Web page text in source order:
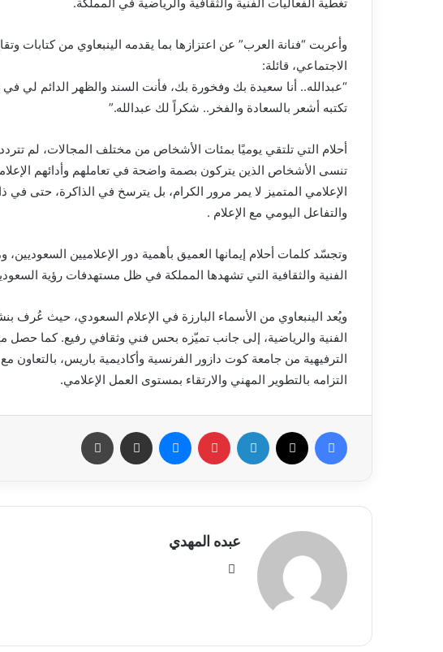
وأعربت “فنانة العرب” عن اعتزازها بما يقدمه الينبعاوي من كتابات
الاجتماعي، قائلة:
“عبدالله.. أنا سعيدة بك وفخورة بك، فأنت السند والظهر الدائم لي
تكتبه أشعر بالسعادة والفخر.. شكراً لك عبدالله.”
أحلام التي تلتقي يوميًا بمئات الأشخاص من مختلف المجالات، لم
تنسى الأشخاص الذين يتركون بصمة واضحة في تعاملهم وأدائهم
الإعلامي المتميز لا يمر مرور الكرام، بل يترسخ في الذاكرة، حتى
والتفاعل اليومي مع الإعلام .
وتجسّد كلمات أحلام إيمانها العميق بأهمية دور الإعلاميين
الفنية والثقافية التي تشهدها المملكة في ظل مستهدفات رؤية السعودية
ويُعد الينبعاوي من الأسماء البارزة في الإعلام السعودي، حيث عُرف
الفنية والرياضية، إلى جانب تميّزه بحس فني وثقافي رفيع. كما حصل
الترفيهية من جامعة كوت دازور الفرنسية وأكاديمية باريس، بالتعاون
التزامه بالتطوير المهني والارتقاء بمستوى العمل الإعلامي.
عبده المهدي